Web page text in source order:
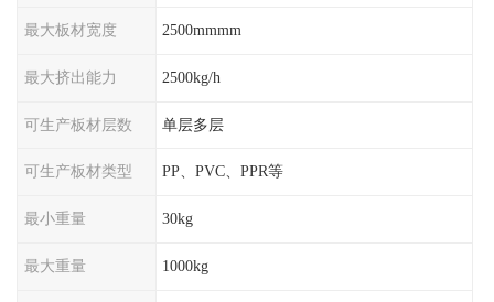
最大板材宽度 2500mmmm
最大挤出能力 2500kg/h
可生产板材层数 单层多层
可生产板材类型 PP、PVC、PPR等
最小重量 30kg
最大重量 1000kg